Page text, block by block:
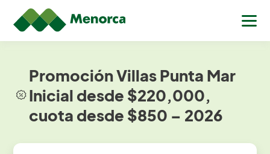
Promoción Villas Punta Mar
Inicial desde $220,000,
cuota desde $850 – 2026